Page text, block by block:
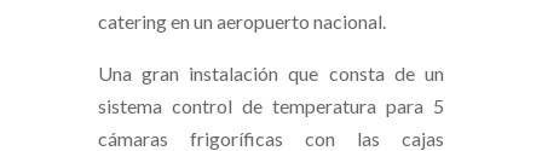
catering en un aeropuerto nacional.
Una gran instalación que consta de un
sistema control de temperatura para 5
cámaras frigoríficas con las cajas